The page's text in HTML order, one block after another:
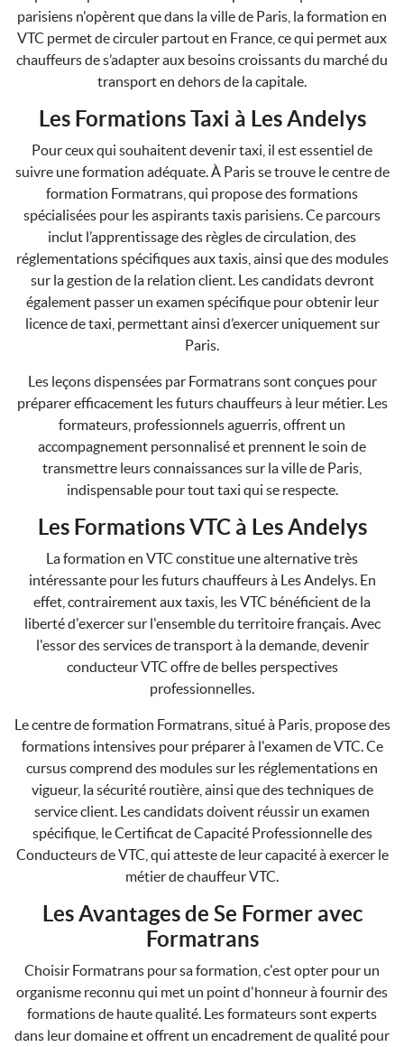
parisiens n'opèrent que dans la ville de Paris, la formation en
VTC permet de circuler partout en France, ce qui permet aux
chauffeurs de s’adapter aux besoins croissants du marché du
transport en dehors de la capitale.
Les Formations Taxi à Les Andelys
Pour ceux qui souhaitent devenir taxi, il est essentiel de
suivre une formation adéquate. À Paris se trouve le centre de
formation Formatrans, qui propose des formations
spécialisées pour les aspirants taxis parisiens. Ce parcours
inclut l’apprentissage des règles de circulation, des
réglementations spécifiques aux taxis, ainsi que des modules
sur la gestion de la relation client. Les candidats devront
également passer un examen spécifique pour obtenir leur
licence de taxi, permettant ainsi d’exercer uniquement sur
Paris.
Les leçons dispensées par Formatrans sont conçues pour
préparer efficacement les futurs chauffeurs à leur métier. Les
formateurs, professionnels aguerris, offrent un
accompagnement personnalisé et prennent le soin de
transmettre leurs connaissances sur la ville de Paris,
indispensable pour tout taxi qui se respecte.
Les Formations VTC à Les Andelys
La formation en VTC constitue une alternative très
intéressante pour les futurs chauffeurs à Les Andelys. En
effet, contrairement aux taxis, les VTC bénéficient de la
liberté d'exercer sur l'ensemble du territoire français. Avec
l'essor des services de transport à la demande, devenir
conducteur VTC offre de belles perspectives
professionnelles.
Le centre de formation Formatrans, situé à Paris, propose des
formations intensives pour préparer à l'examen de VTC. Ce
cursus comprend des modules sur les réglementations en
vigueur, la sécurité routière, ainsi que des techniques de
service client. Les candidats doivent réussir un examen
spécifique, le Certificat de Capacité Professionnelle des
Conducteurs de VTC, qui atteste de leur capacité à exercer le
métier de chauffeur VTC.
Les Avantages de Se Former avec
Formatrans
Choisir Formatrans pour sa formation, c'est opter pour un
organisme reconnu qui met un point d'honneur à fournir des
formations de haute qualité. Les formateurs sont experts
dans leur domaine et offrent un encadrement de qualité pour